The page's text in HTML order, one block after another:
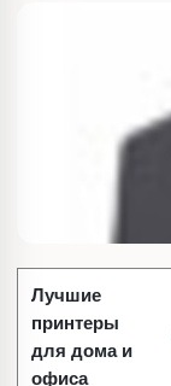
Лучшие
принтеры
для дома и
офиса